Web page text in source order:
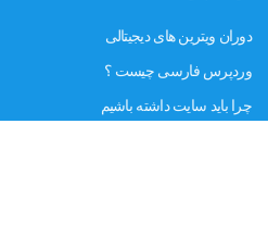
دوران ویترین های دیجیتالی
وردپرس فارسی چیست ؟
چرا باید سایت داشته باشیم